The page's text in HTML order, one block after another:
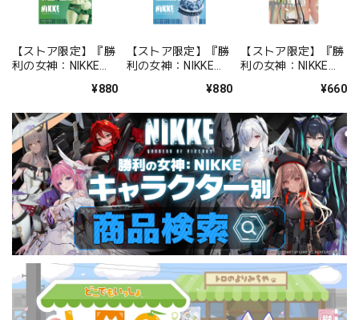
【ストア限定】『勝
利の女神：NIKKE』
風ステッカーセット
¥880
【ストア限定】『勝
利の女神：NIKKE』
風ステッカーセット
¥880
【ストア限定】『勝
利の女神：NIKKE』
ステッカー ミルク¥660